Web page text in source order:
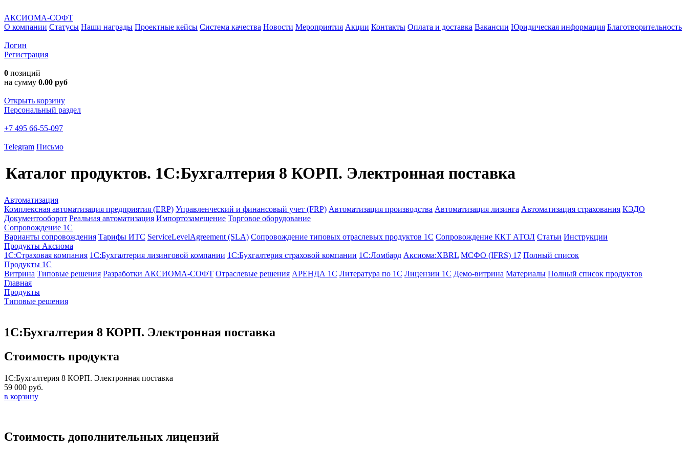
АКСИОМА-СОФТ
О компании Статусы Наши награды Проектные кейсы Система качества Новости Мероприятия Акции Контакты Оплата и доставка Вакансии Юридическая информация Благотворительность
Логин
Регистрация
0 позиций
на сумму 0.00 руб
Открыть корзину
Персональный раздел
+7 495 66-55-097
Telegram Письмо
Каталог продуктов. 1С:Бухгалтерия 8 КОРП. Электронная поставка
Автоматизация
Комплексная автоматизация предприятия (ERP) Управленческий и финансовый учет (FRP) Автоматизация производства Автоматизация лизинга Автоматизация страхования КЭДО
Документооборот Реальная автоматизация Импортозамещение Торговое оборудование
Сопровождение 1С
Варианты сопровождения Тарифы ИТС ServiceLevelAgreement (SLA) Сопровождение типовых отраслевых продуктов 1С Сопровождение ККТ АТОЛ Статьи Инструкции
Продукты Аксиома
1С:Страховая компания 1С:Бухгалтерия лизинговой компании 1С:Бухгалтерия страховой компании 1С:Ломбард Аксиома:XBRL МСФО (IFRS) 17 Полный список
Продукты 1С
Витрина Типовые решения Разработки АКСИОМА-СОФТ Отраслевые решения АРЕНДА 1С Литература по 1С Лицензии 1C Демо-витрина Материалы Полный список продуктов
Главная
Продукты
Типовые решения
1С:Бухгалтерия 8 КОРП. Электронная поставка
Стоимость продукта
1С:Бухгалтерия 8 КОРП. Электронная поставка
59 000 руб.
в корзину
Стоимость дополнительных лицензий